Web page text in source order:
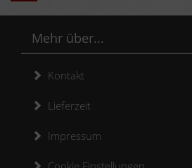
Mehr über...
Kontakt
Lieferzeit
Impressum